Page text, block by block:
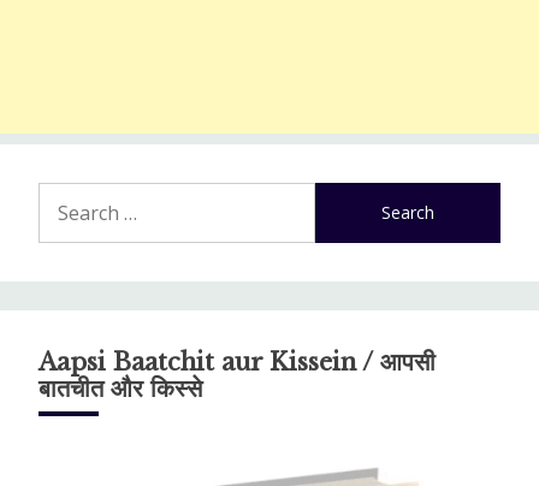
for:
Aapsi Baatchit aur Kissein / आपसी
बातचीत और किस्से